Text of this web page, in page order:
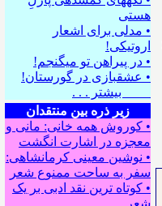
هستی
• مدلی برای اشعار
اروتیکی!
• در پیراهن تو می⁪گنجم!
• عشقبازی در گورستان!
بیشتر . . .
زیر ذره بین منتقدان
• کوروش همه خانی: مانی و
معجزه در اشارت انگشت
• نوشین معینی کرمانشاهی:
سفر به ساحت ممنوع شعر
• کوتاه ترین نقد ادبی بر یک
شعر